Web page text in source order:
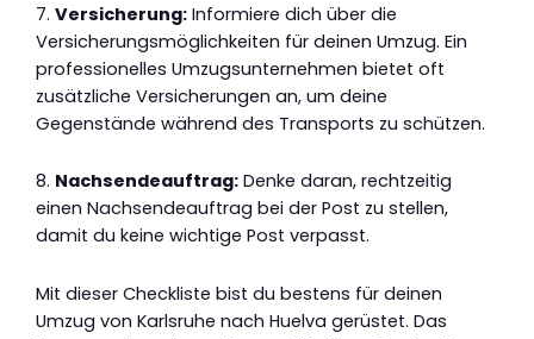
7. Versicherung: Informiere dich über die
Versicherungsmöglichkeiten für deinen Umzug. Ein
professionelles Umzugsunternehmen bietet oft
zusätzliche Versicherungen an, um deine
Gegenstände während des Transports zu schützen.
8. Nachsendeauftrag: Denke daran, rechtzeitig
einen Nachsendeauftrag bei der Post zu stellen,
damit du keine wichtige Post verpasst.
Mit dieser Checkliste bist du bestens für deinen
Umzug von Karlsruhe nach Huelva gerüstet. Das